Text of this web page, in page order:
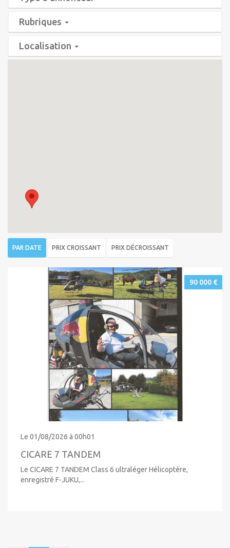
Rubriques
Localisation
PAR DATE PRIX CROISSANT PRIX DÉCROISSANT
90 000 €
Le 01/08/2026 à 00h01
CICARE 7 TANDEM
Le CICARE 7 TANDEM Class 6 ultraléger Hélicoptère,
enregistré F-JUKU,...